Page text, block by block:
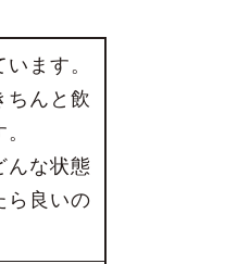
ます。
ちんと飲
んな状態
ら良いの